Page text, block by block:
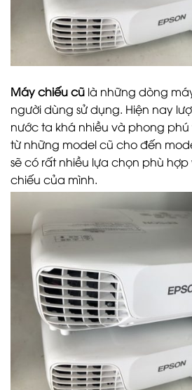
Máy chiếu cũ là những dòng
người dùng sử dụng. Hiện nay
nước ta khá nhiều và phong
từ những model cũ cho đến
sẽ có rất nhiều lựa chọn phù
chiếu của mình.